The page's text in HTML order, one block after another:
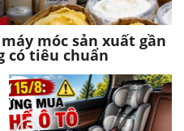
móc sản xuất gần
có tiêu chuẩn